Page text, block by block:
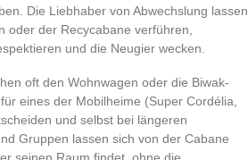
Die Liebhaber von Abwechslung lassen
oder der Recycabane verführen,
und die Neugier wecken.
oft den Wohnwagen oder die Biwak-
eines der Mobilheime (Super Cordélia,
und selbst bei längeren
Gruppen lassen sich von der Cabane